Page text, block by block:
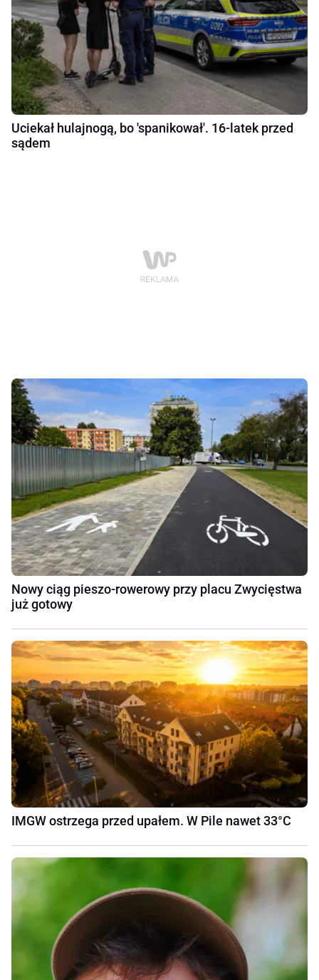
Uciekał hulajnogą, bo 'spanikował'. 16-latek przed
sądem
Nowy ciąg pieszo-rowerowy przy placu Zwycięstwa
już gotowy
IMGW ostrzega przed upałem. W Pile nawet 33°C